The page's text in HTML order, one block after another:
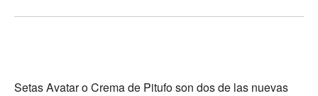
Setas Avatar o Crema de Pitufo son dos de las nuevas